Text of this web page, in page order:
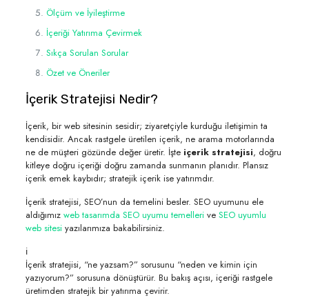
Ölçüm ve İyileştirme
İçeriği Yatırıma Çevirmek
Sıkça Sorulan Sorular
Özet ve Öneriler
İçerik Stratejisi Nedir?
İçerik, bir web sitesinin sesidir; ziyaretçiyle kurduğu iletişimin ta
kendisidir. Ancak rastgele üretilen içerik, ne arama motorlarında
ne de müşteri gözünde değer üretir. İşte içerik stratejisi, doğru
kitleye doğru içeriği doğru zamanda sunmanın planıdır. Plansız
içerik emek kaybıdır; stratejik içerik ise yatırımdır.
İçerik stratejisi, SEO’nun da temelini besler. SEO uyumunu ele
aldığımız web tasarımda SEO uyumu temellerive SEO uyumlu
web sitesiyazılarımıza bakabilirsiniz.
ℹ️
İçerik stratejisi, “ne yazsam?” sorusunu “neden ve kimin için
yazıyorum?” sorusuna dönüştürür. Bu bakış açısı, içeriği rastgele
üretimden stratejik bir yatırıma çevirir.